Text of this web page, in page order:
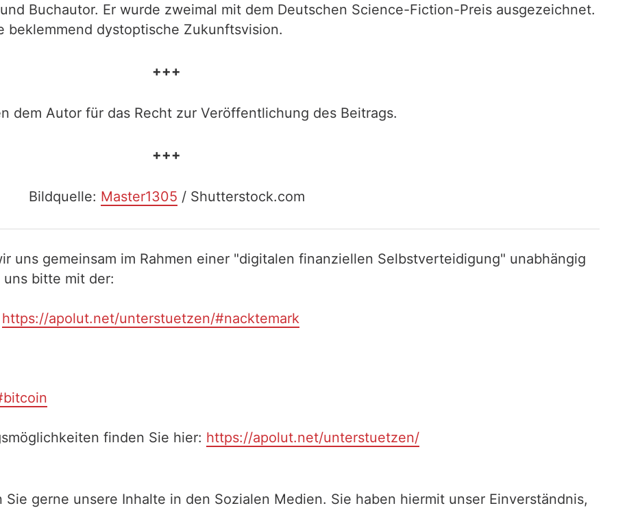
Buchautor. Er wurde zweimal mit dem Deutschen Science-Fiction-Preis ausgezeichnet.
beklemmend dystoptische Zukunftsvision.
+++
dem Autor für das Recht zur Veröffentlichung des Beitrags.
+++
Bildquelle: Master1305 / Shutterstock.com
uns gemeinsam im Rahmen einer "digitalen finanziellen Selbstverteidigung" unabhängig
bitte mit der:
https://apolut.net/unterstuetzen/#nacktemark
finden Sie hier: https://apolut.net/unterstuetzen/
gerne unsere Inhalte in den Sozialen Medien. Sie haben hiermit unser Einverständnis,